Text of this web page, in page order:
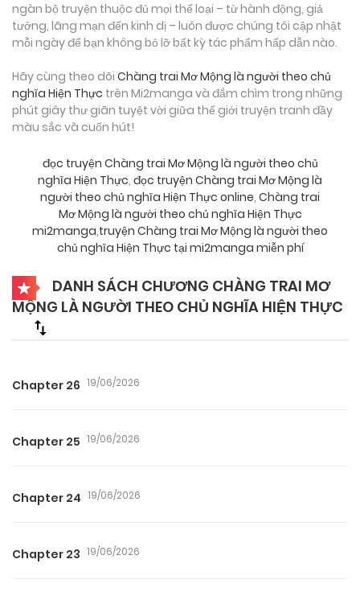
ngàn bộ truyện thuộc đủ mọi thể loại – từ hành động, giả
tưởng, lãng mạn đến kinh dị – luôn được chúng tôi cập nhật
mỗi ngày để bạn không bỏ lỡ bất kỳ tác phẩm hấp dẫn nào.
Hãy cùng theo dõi Chàng trai Mơ Mộng là người theo chủ
nghĩa Hiện Thực trên Mi2manga và đắm chìm trong những
phút giây thư giãn tuyệt vời giữa thế giới truyện tranh đầy
màu sắc và cuốn hút!
đọc truyện Chàng trai Mơ Mộng là người theo chủ
nghĩa Hiện Thực, đọc truyện Chàng trai Mơ Mộng là
người theo chủ nghĩa Hiện Thực online, Chàng trai
Mơ Mộng là người theo chủ nghĩa Hiện Thực
mi2manga,truyện Chàng trai Mơ Mộng là người theo
chủ nghĩa Hiện Thực tại mi2manga miễn phí
DANH SÁCH CHƯƠNG CHÀNG TRAI MƠ
MỘNG LÀ NGƯỜI THEO CHỦ NGHĨA HIỆN THỰC
Chapter 26 19/06/2026
Chapter 25 19/06/2026
Chapter 24 19/06/2026
Chapter 23 19/06/2026